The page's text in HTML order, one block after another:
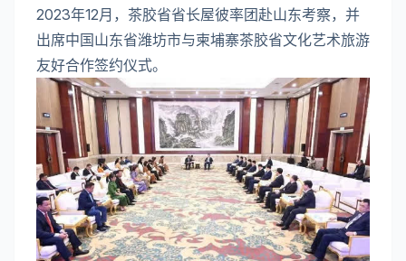
2023年12月，茶胶省省长屋彼率团赴山东考察，并
出席中国山东省潍坊市与柬埔寨茶胶省文化艺术旅游
友好合作签约仪式。